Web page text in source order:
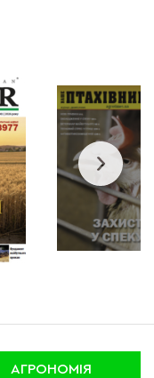
АГРОНОМІЯ